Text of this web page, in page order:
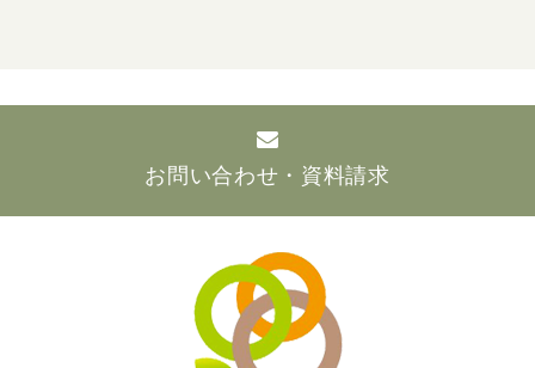
お問い合わせ・資料請求